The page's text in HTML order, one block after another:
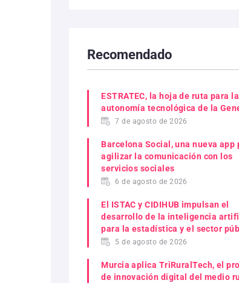
Recomendado
ESTRATEC, la hoja de ruta para la
autonomía tecnológica de la
7 de agosto de 2026
Barcelona Social, una nueva app
agilizar la comunicación con los
servicios sociales
6 de agosto de 2026
El ISTAC y CIDIHUB impulsan el
desarrollo de la inteligencia
para la estadística y el sector
5 de agosto de 2026
Murcia aplica TriRuralTech, el
de innovación digital del medio